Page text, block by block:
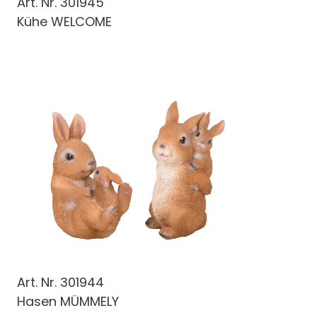
Kühe WELCOME
Art. Nr. 301944
Hasen MÜMMELY